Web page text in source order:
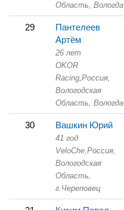
Область, Вологда
29
Пантелеев
Артём
26 лет
OKOR
Racing,Россия,
Вологодская
Область, Вологда
30 Вашкин Юрий
41 год
VeloChe,Россия,
Вологодская
Область,
г.Череповец